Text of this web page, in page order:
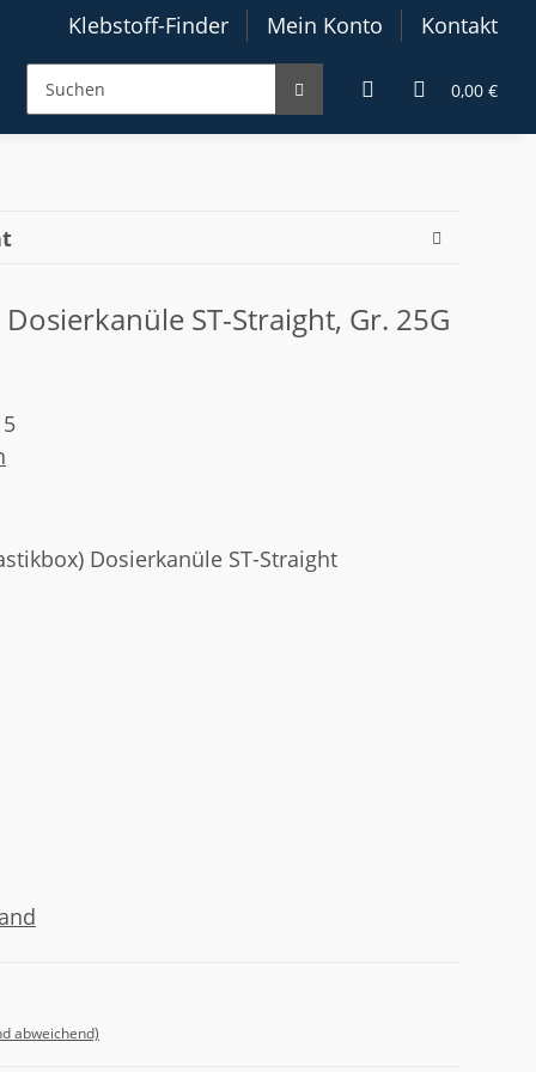
Klebstoff-Finder Mein Konto Kontakt
0,00 €
ST-Straight, Gr. 25G
Dosierkanüle ST-Straight
abweichend)